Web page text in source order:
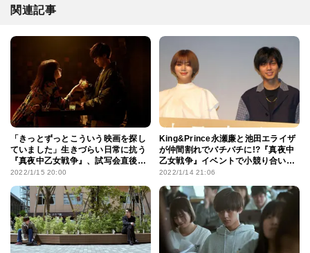
関連記事
「きっとずっとこういう映画を探し
ていました」生きづらい日常に抗う
『真夜中乙女戦争』、試写会直後の
リアルな感想をレポート
2022/1/15 20:00
King&Prince永瀬廉と池田エライザ
が仲間割れでバチバチに!?『真夜中
乙女戦争』イベントで小競り合い勃
発？
2022/1/14 21:06